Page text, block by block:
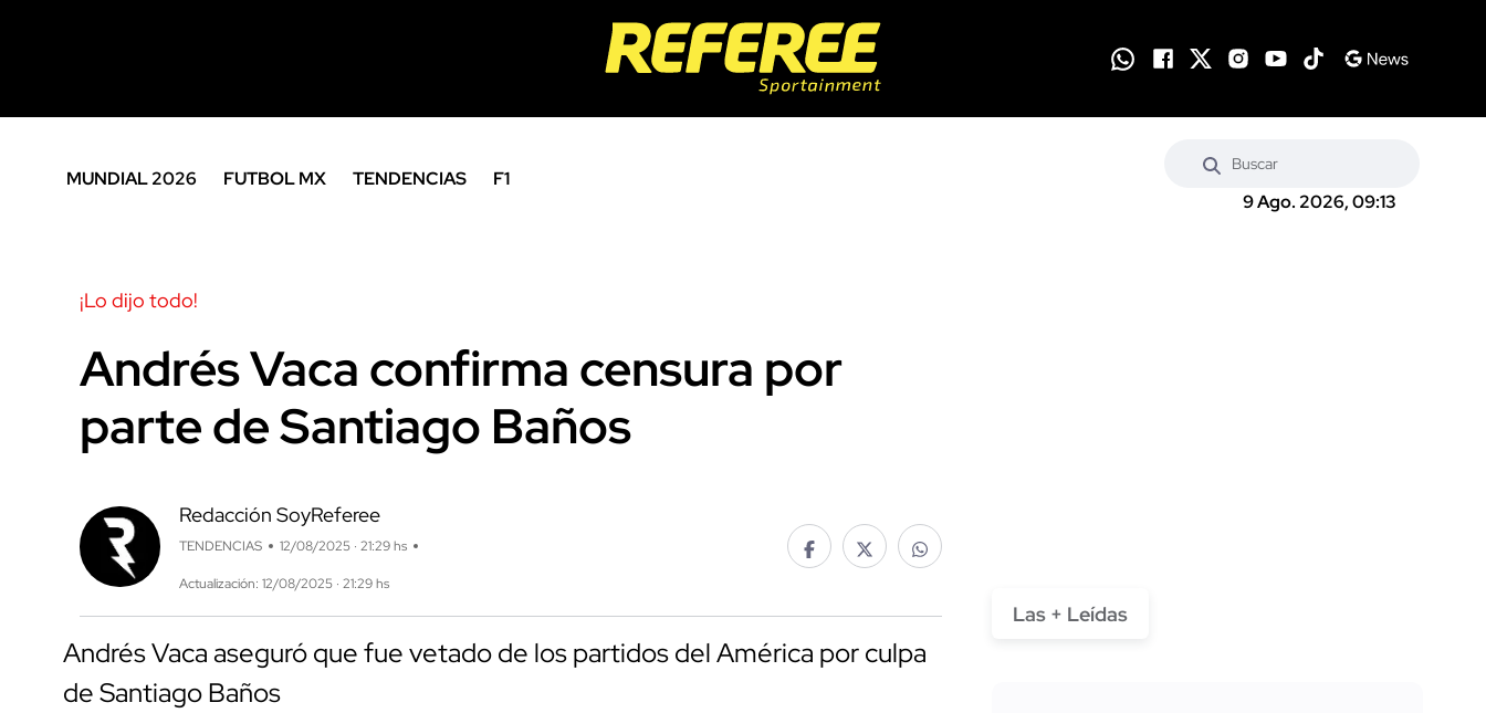
MUNDIAL 2026 FUTBOL MX TENDENCIAS
F1
9 Ago. 2026, 09:13
¡Lo dijo todo!
Andrés Vaca confirma censura por
parte de Santiago Baños
Redacción SoyReferee
TENDENCIAS 12/08/2025 · 21:29 hs
Actualización: 12/08/2025 · 21:29 hs
Andrés Vaca aseguró que fue vetado de los partidos del América por culpa
de Santiago Baños
Las + Leídas